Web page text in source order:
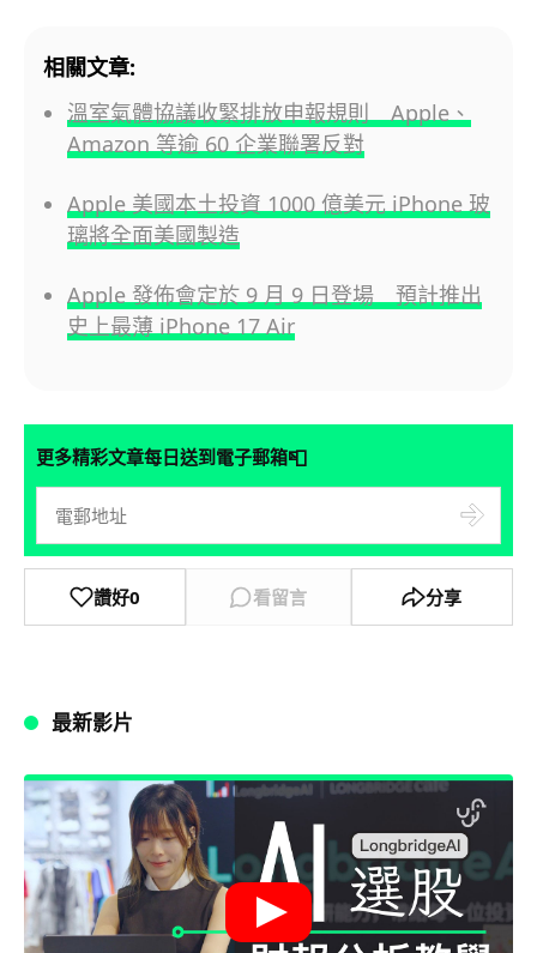
相關文章:
溫室氣體協議收緊排放申報規則 Apple、
Amazon 等逾 60 企業聯署反對
Apple 美國本土投資 1000 億美元 iPhone 玻
璃將全面美國製造
Apple 發佈會定於 9 月 9 日登場 預計推出
史上最薄 iPhone 17 Air
更多精彩文章每日送到電子郵箱📮
讚好0 看留言 分享
最新影片